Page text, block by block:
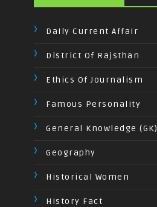
Daily Current Affair
District Of Rajsthan
Ethics Of Journalism
Famous Personality
General Knowledge (GK)
Geography
Historical Women
History Fact